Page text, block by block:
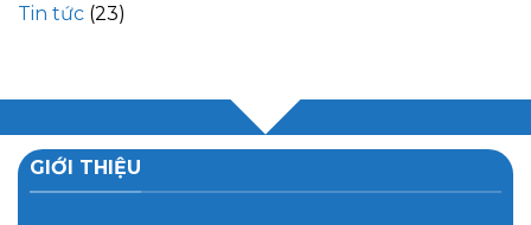
Tin tức (23)
GIỚI THIỆU